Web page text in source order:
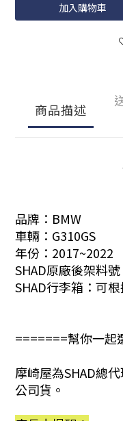
加入購物車
商品描述
品牌：BMW
車輛：G310GS
年份：2017~2022
SHAD原廠後架料號
SHAD行李箱：可
=======幫你一起
摩崎屋為SHAD總
公司貨。